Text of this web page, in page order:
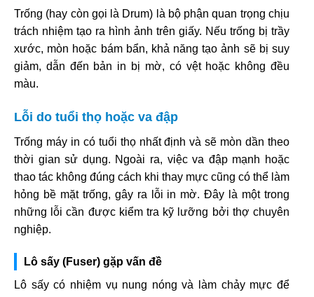
Trống (hay còn gọi là Drum) là bộ phận quan trọng chịu
trách nhiệm tạo ra hình ảnh trên giấy. Nếu trống bị trầy
xước, mòn hoặc bám bẩn, khả năng tạo ảnh sẽ bị suy
giảm, dẫn đến bản in bị mờ, có vệt hoặc không đều
màu.
Lỗi do tuổi thọ hoặc va đập
Trống máy in có tuổi thọ nhất định và sẽ mòn dần theo
thời gian sử dụng. Ngoài ra, việc va đập mạnh hoặc
thao tác không đúng cách khi thay mực cũng có thể làm
hỏng bề mặt trống, gây ra lỗi in mờ. Đây là một trong
những lỗi cần được kiểm tra kỹ lưỡng bởi thợ chuyên
nghiệp.
Lô sấy (Fuser) gặp vấn đề
Lô sấy có nhiệm vụ nung nóng và làm chảy mực để